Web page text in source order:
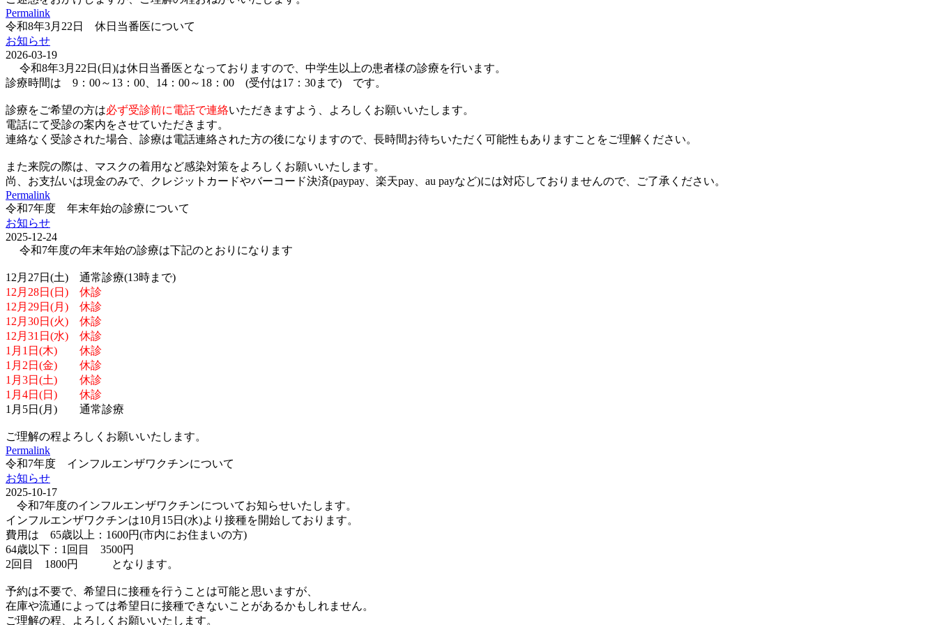
Permalink
令和8年3月22日 休日当番医について
お知らせ
2026-03-19
令和8年3月22日(日)は休日当番医となっておりますので、中学生以上の患者様の診療を行います。
診療時間は 9：00～13：00、14：00～18：00 (受付は17：30まで) です。
診療をご希望の方は必ず受診前に電話で連絡いただきますよう、よろしくお願いいたします。
電話にて受診の案内をさせていただきます。
連絡なく受診された場合、診療は電話連絡された方の後になりますので、長時間お待ちいただく可能性もありますことをご理解ください。
また来院の際は、マスクの着用など感染対策をよろしくお願いいたします。
尚、お支払いは現金のみで、クレジットカードやバーコード決済(paypay、楽天pay、au payなど)には対応しておりませんので、ご了承ください。
Permalink
令和7年度 年末年始の診療について
お知らせ
2025-12-24
令和7年度の年末年始の診療は下記のとおりになります
12月27日(土) 通常診療(13時まで)
12月28日(日) 休診
12月29日(月) 休診
12月30日(火) 休診
12月31日(水) 休診
1月1日(木) 休診
1月2日(金) 休診
1月3日(土) 休診
1月4日(日) 休診
1月5日(月) 通常診療
ご理解の程よろしくお願いいたします。
Permalink
令和7年度 インフルエンザワクチンについて
お知らせ
2025-10-17
令和7年度のインフルエンザワクチンについてお知らせいたします。
インフルエンザワクチンは10月15日(水)より接種を開始しております。
費用は 65歳以上：1600円(市内にお住まいの方)
64歳以下：1回目 3500円
2回目 1800円 となります。
予約は不要で、希望日に接種を行うことは可能と思いますが、
在庫や流通によっては希望日に接種できないことがあるかもしれません。
ご理解の程、よろしくお願いいたします。